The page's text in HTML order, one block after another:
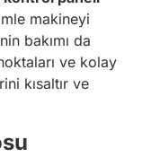
makineyi
bakımı da
ve kolay
kısaltır ve